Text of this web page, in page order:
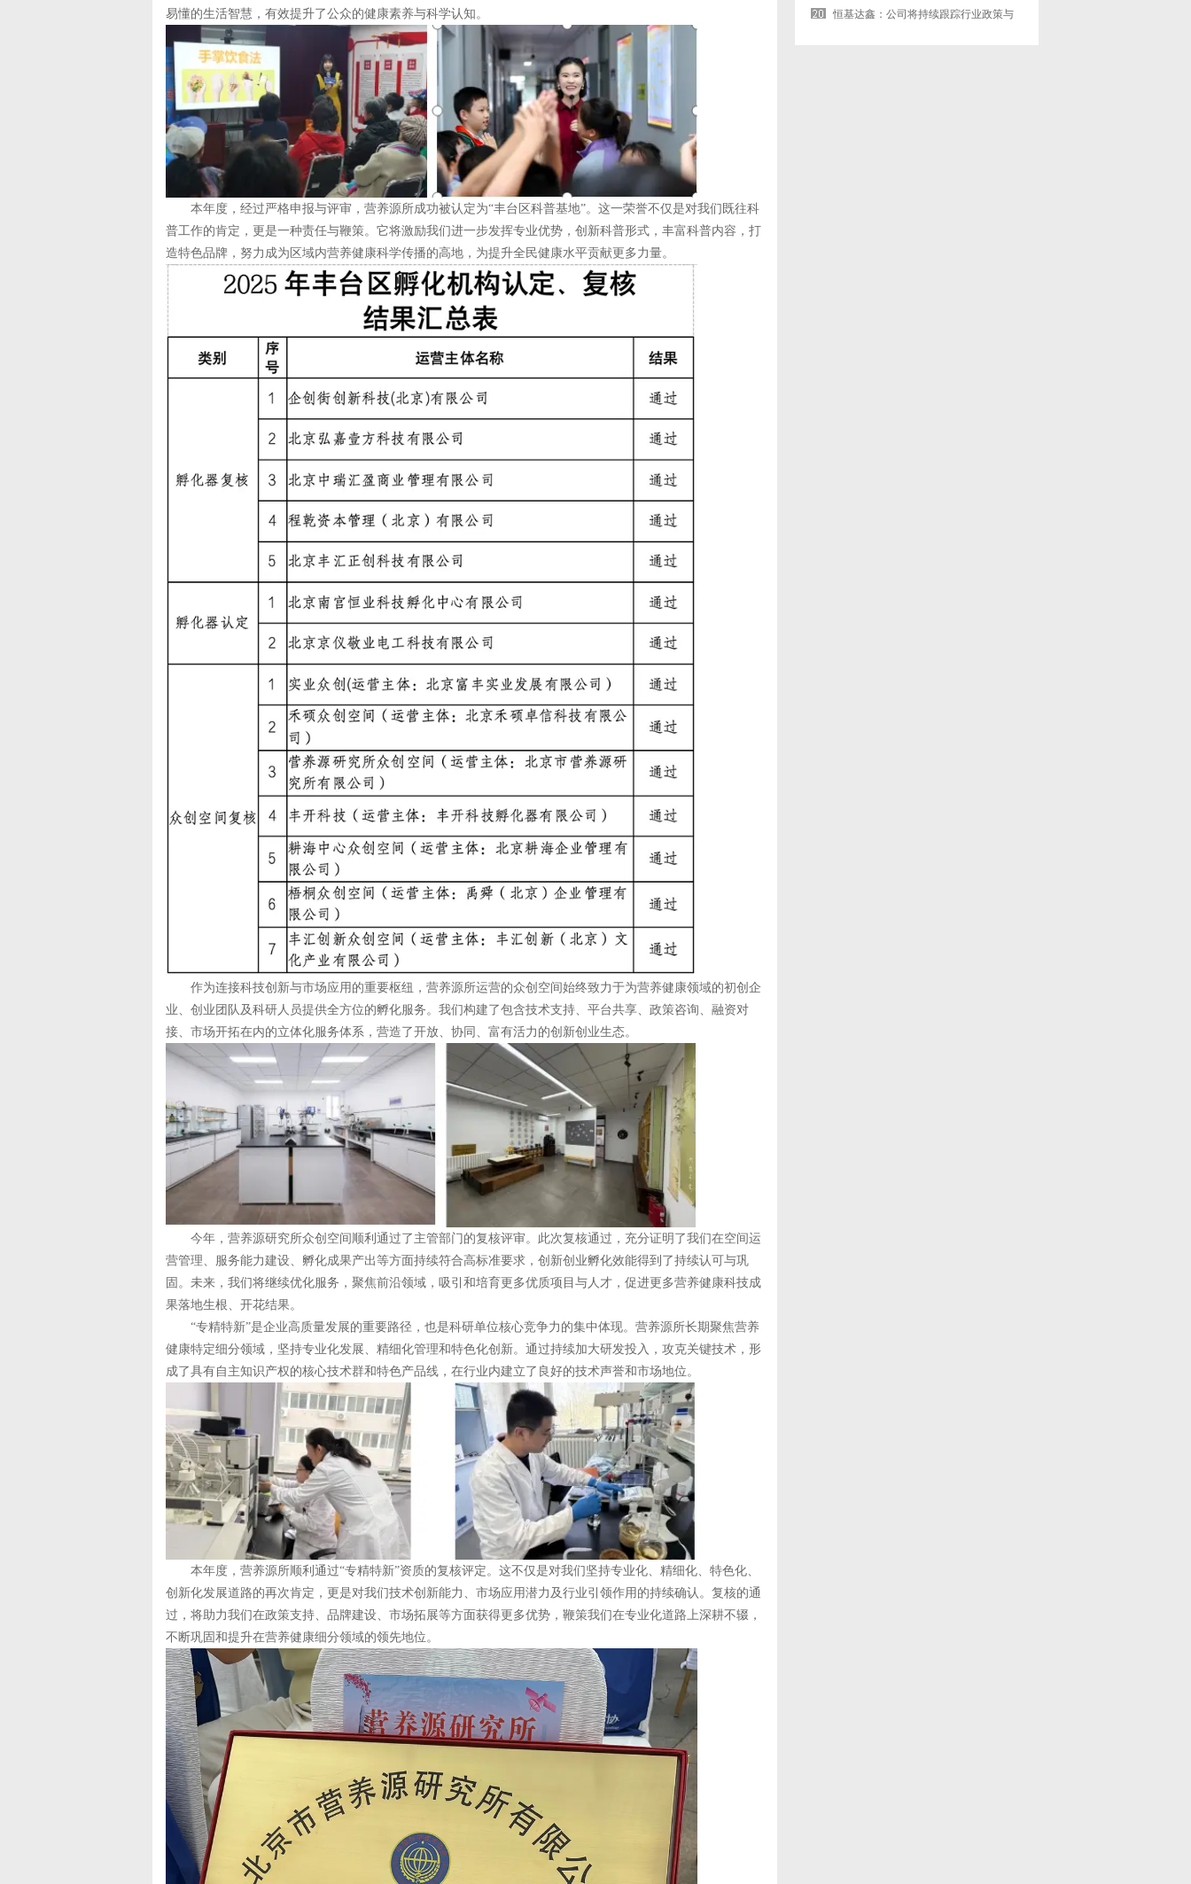
易懂的生活智慧，有效提升了公众的健康素养与科学认知。
本年度，经过严格申报与评审，营养源所成功被认定为“丰台区科普基地”。这一荣誉不仅是对我们既往科
普工作的肯定，更是一种责任与鞭策。它将激励我们进一步发挥专业优势，创新科普形式，丰富科普内容，打
造特色品牌，努力成为区域内营养健康科学传播的高地，为提升全民健康水平贡献更多力量。
作为连接科技创新与市场应用的重要枢纽，营养源所运营的众创空间始终致力于为营养健康领域的初创企
业、创业团队及科研人员提供全方位的孵化服务。我们构建了包含技术支持、平台共享、政策咨询、融资对
接、市场开拓在内的立体化服务体系，营造了开放、协同、富有活力的创新创业生态。
今年，营养源研究所众创空间顺利通过了主管部门的复核评审。此次复核通过，充分证明了我们在空间运
营管理、服务能力建设、孵化成果产出等方面持续符合高标准要求，创新创业孵化效能得到了持续认可与巩
固。未来，我们将继续优化服务，聚焦前沿领域，吸引和培育更多优质项目与人才，促进更多营养健康科技成
果落地生根、开花结果。
“专精特新”是企业高质量发展的重要路径，也是科研单位核心竞争力的集中体现。营养源所长期聚焦营养
健康特定细分领域，坚持专业化发展、精细化管理和特色化创新。通过持续加大研发投入，攻克关键技术，形
成了具有自主知识产权的核心技术群和特色产品线，在行业内建立了良好的技术声誉和市场地位。
本年度，营养源所顺利通过“专精特新”资质的复核评定。这不仅是对我们坚持专业化、精细化、特色化、
创新化发展道路的再次肯定，更是对我们技术创新能力、市场应用潜力及行业引领作用的持续确认。复核的通
过，将助力我们在政策支持、品牌建设、市场拓展等方面获得更多优势，鞭策我们在专业化道路上深耕不辍，
不断巩固和提升在营养健康细分领域的领先地位。
恒基达鑫：公司将持续跟踪行业政策与